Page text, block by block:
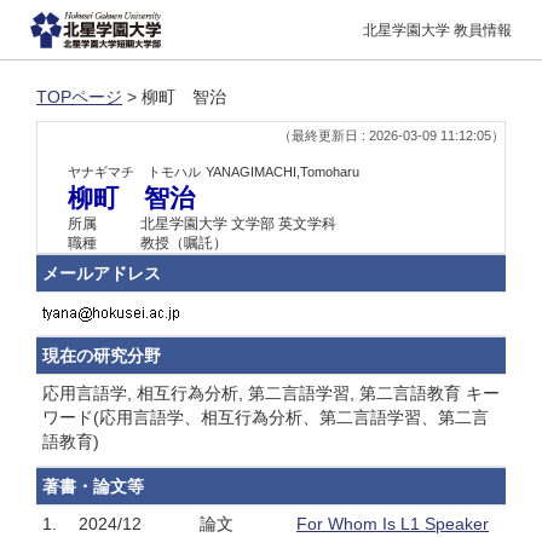
北星学園大学 教員情報
TOPページ > 柳町 智治
（最終更新日 : 2026-03-09 11:12:05）
ヤナギマチ トモハル YANAGIMACHI,Tomoharu
柳町 智治
所属
北星学園大学 文学部 英文学科
職種
教授（嘱託）
メールアドレス
現在の研究分野
応用言語学, 相互行為分析, 第二言語学習, 第二言語教育 キー
ワード(応用言語学、相互行為分析、第二言語学習、第二言
語教育)
著書・論文等
1.
2024/12 論文
For Whom Is L1 Speaker